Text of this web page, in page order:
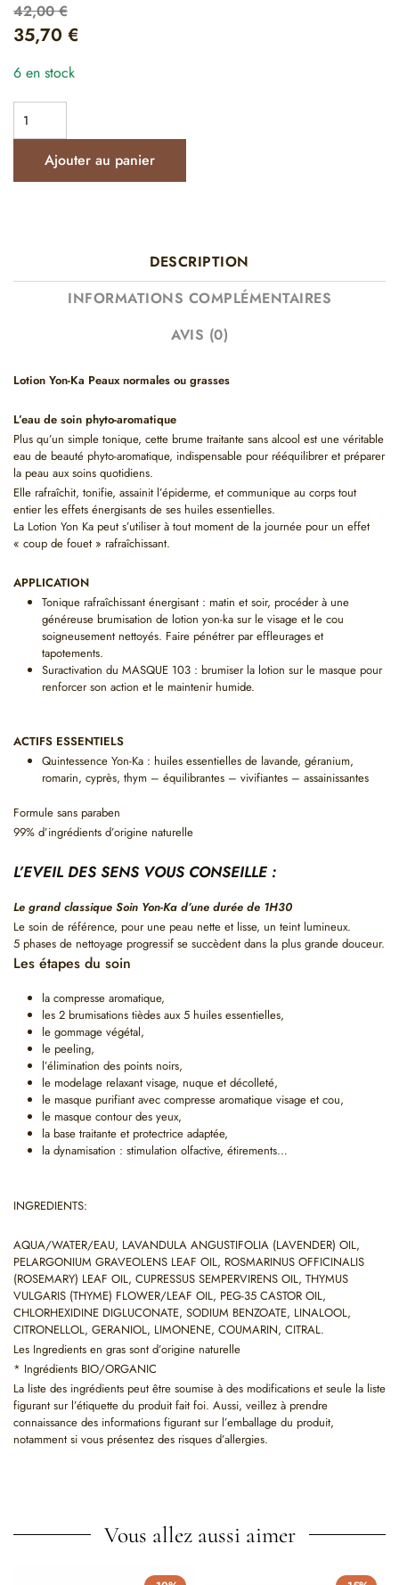
42,00€
35,70 €
6 en stock
Ajouter au panier
DESCRIPTION
INFORMATIONS COMPLÉMENTAIRES
AVIS (0)
Lotion Yon-Ka Peaux normales ou grasses
L’eau de soin phyto-aromatique
Plus qu’un simple tonique, cette brume traitante sans alcool est une véritable
eau de beauté phyto-aromatique, indispensable pour rééquilibrer et préparer
la peau aux soins quotidiens.
Elle rafraîchit, tonifie, assainit l’épiderme, et communique au corps tout
entier les effets énergisants de ses huiles essentielles.
La Lotion Yon Ka peut s’utiliser à tout moment de la journée pour un effet
« coup de fouet » rafraîchissant.
APPLICATION
Tonique rafraîchissant énergisant : matin et soir, procéder à une
généreuse brumisation de lotion yon-ka sur le visage et le cou
soigneusement nettoyés. Faire pénétrer par effleurages et
tapotements.
Suractivation du MASQUE 103 : brumiser la lotion sur le masque pour
renforcer son action et le maintenir humide.
ACTIFS ESSENTIELS
Quintessence Yon-Ka : huiles essentielles de lavande, géranium,
romarin, cyprès, thym – équilibrantes – vivifiantes – assainissantes
Formule sans paraben
99% d’ingrédients d’origine naturelle
L’EVEIL DES SENS VOUS CONSEILLE :
Le grand classique Soin Yon-Ka d’une durée de 1H30
Le soin de référence, pour une peau nette et lisse, un teint lumineux.
5 phases de nettoyage progressif se succèdent dans la plus grande douceur.
Les étapes du soin
la compresse aromatique,
les 2 brumisations tièdes aux 5 huiles essentielles,
le gommage végétal,
le peeling,
l’élimination des points noirs,
le modelage relaxant visage, nuque et décolleté,
le masque purifiant avec compresse aromatique visage et cou,
le masque contour des yeux,
la base traitante et protectrice adaptée,
la dynamisation : stimulation olfactive, étirements…
INGREDIENTS:
AQUA/WATER/EAU, LAVANDULA ANGUSTIFOLIA (LAVENDER) OIL,
PELARGONIUM GRAVEOLENS LEAF OIL, ROSMARINUS OFFICINALIS
(ROSEMARY) LEAF OIL, CUPRESSUS SEMPERVIRENS OIL, THYMUS
VULGARIS (THYME) FLOWER/LEAF OIL, PEG-35 CASTOR OIL,
CHLORHEXIDINE DIGLUCONATE, SODIUM BENZOATE, LINALOOL,
CITRONELLOL, GERANIOL, LIMONENE, COUMARIN, CITRAL.
Les Ingredients en gras sont d’origine naturelle
* Ingrédients BIO/ORGANIC
La liste des ingrédients peut être soumise à des modifications et seule la liste
figurant sur l’étiquette du produit fait foi. Aussi, veillez à prendre
connaissance des informations figurant sur l’emballage du produit,
notamment si vous présentez des risques d’allergies.
Vous allez aussi aimer